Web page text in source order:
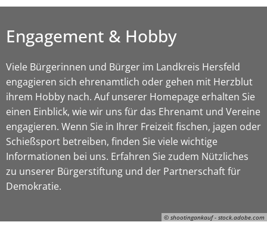
© shootingankauf - stock.adobe.com
Engagement & Hobby
Viele Bürgerinnen und Bürger im Landkreis Hersfeld
engagieren sich ehrenamtlich oder gehen mit Herzblut
ihrem Hobby nach. Auf unserer Homepage erhalten Sie
einen Einblick, wie wir uns für das Ehrenamt und Vereine
engagieren. Wenn Sie in Ihrer Freizeit fischen, jagen oder
Schießsport betreiben, finden Sie viele wichtige
Informationen bei uns. Erfahren Sie zudem Nützliches
zu unserer Bürgerstiftung und der Partnerschaft für
Demokratie.